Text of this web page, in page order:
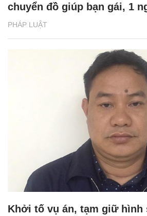
PHÁP LUẬT
chuyển đồ giúp bạn gái, 1
Khởi tố vụ án, tạm giữ